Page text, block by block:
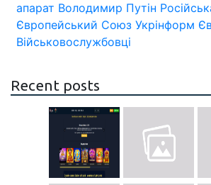
апарат Володимир Путін
Європейський Союз Укрінформ
Військовослужбовці
Recent posts